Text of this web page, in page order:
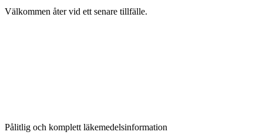
Välkommen åter vid ett senare tillfälle.
Pålitlig och komplett läkemedelsinformation